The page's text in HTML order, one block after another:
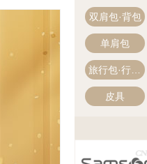
双肩包·背包
单肩包
皮具